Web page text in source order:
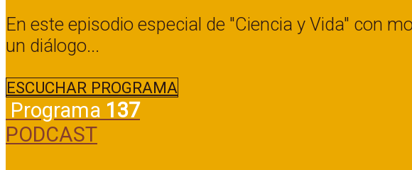
En este episodio especial de "Ciencia y Vida" con
un diálogo...
ESCUCHAR PROGRAMA
Programa 137
PODCAST